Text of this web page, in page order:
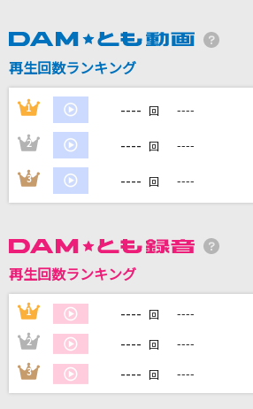
CUTIE STREET
カラオケ最新情報をチェッ
再生回数ランキング
1 ---- 回 ----
2 ---- 回 ----
3 ---- 回 ----
再生回数ランキング
1 ---- 回 ----
2 ---- 回 ----
3 ---- 回 ----